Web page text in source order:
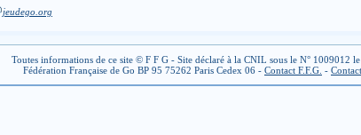
jeudego.org
Toutes informations de ce site © F F G - Site déclaré à la CNIL sous le N° 1009012
Fédération Française de Go BP 95 75262 Paris Cedex 06 - Contact F.F.G. -